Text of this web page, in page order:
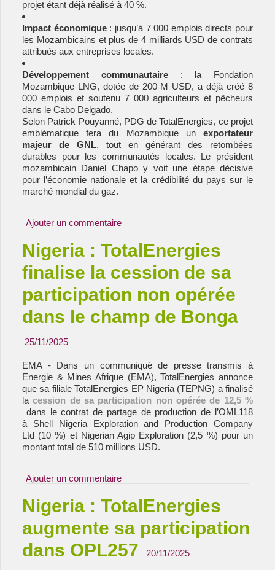
projet étant déjà réalisé à 40 %.
Impact économique: jusqu’à 7 000 emplois directs pour
les Mozambicains et plus de 4 milliards USD de contrats
attribués aux entreprises locales.
Développement communautaire: la Fondation
Mozambique LNG, dotée de 200 M USD, a déjà créé 8
000 emplois et soutenu 7 000 agriculteurs et pêcheurs
dans le Cabo Delgado.
Selon Patrick Pouyanné, PDG de TotalEnergies, ce projet
emblématique fera du Mozambique un exportateur
majeur de GNL, tout en générant des retombées
durables pour les communautés locales. Le président
mozambicain Daniel Chapo y voit une étape décisive
pour l’économie nationale et la crédibilité du pays sur le
marché mondial du gaz.
Ajouter un commentaire
Nigeria : TotalEnergies
finalise la cession de sa
participation non opérée
dans le champ de Bonga
25/11/2025
EMA - Dans un communiqué de presse transmis à
Energie & Mines Afrique (EMA), TotalEnergies annonce
que sa filiale TotalEnergies EP Nigeria (TEPNG) a finalisé
lacession de sa participation non opérée de 12,5 %
dans le contrat de partage de production de l’OML118
à Shell Nigeria Exploration and Production Company
Ltd (10 %) et Nigerian Agip Exploration (2,5 %) pour un
montant total de 510 millions USD.
Ajouter un commentaire
Nigeria : TotalEnergies
augmente sa participation
dans OPL257
20/11/2025